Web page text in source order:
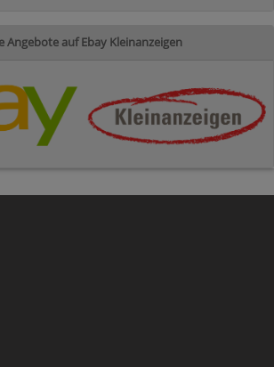
Angebote auf Ebay Kleinanzeigen